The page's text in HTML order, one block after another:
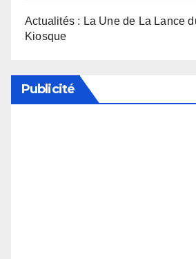
Actualités : La Une de La Lance
Kiosque
Publicité